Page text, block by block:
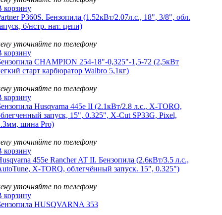
корзину
P360S. Бензопила (1.52кВт/2.07л.с., 18", 3/8", обл.
б/нстр. нат. цепи)
уточняйте по телефону
корзину
CHAMPION 254-18"-0,325"-1,5-72 (2,5кВт
старт карбюратор Walbro 5,1кг)
уточняйте по телефону
корзину
Husqvarna 445e II (2.1кВт/2.8 л.с., X-TORQ,
запуск, 15", 0.325", X-Cut SP33G, Pixel,
шина Pro)
уточняйте по телефону
корзину
455e Rancher AT II. Бензопила (2.6кВт/3.5 л.с.,
X-TORQ, облегчённый запуск. 15", 0.325")
уточняйте по телефону
корзину
HUSQVARNA 353